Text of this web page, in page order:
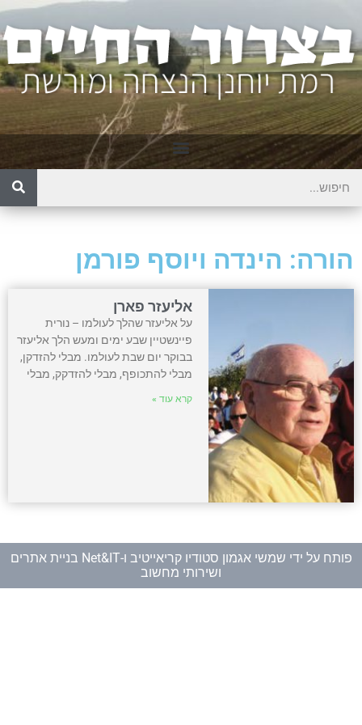
הורה: הינדה ויוסף פורמן
אליעזר פארן
על אליעזר שהלך לעולמו – נורית
פיינשטיין שבע ימים ומעש הלך אליעזר
בבוקר יום שבת לעולמו. מבלי להזדקן,
מבלי להתכופף, מבלי להזדקק, מבלי
קרא עוד »
פותח על ידי שמשי אגמון סטודיו קריאייטיב ו-
Net&IT בניית אתרים
ושירותי מחשוב